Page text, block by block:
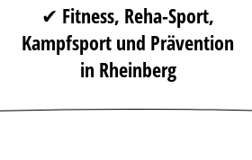
✔ Fitness, Reha-Sport,
Kampfsport und Prävention
in Rheinberg